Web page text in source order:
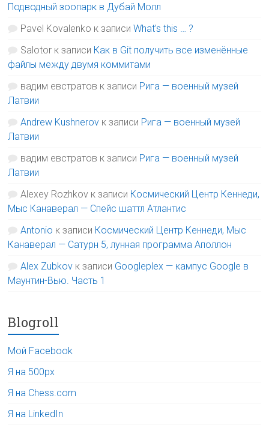
Подводный зоопарк в Дубай Молл
Pavel Kovalenko к записиWhat’s this … ?
Salotor к записи Как в Git получить все изменённые
файлы между двумя коммитами
вадим евстратов к записи Рига — военный музей
Латвии
Andrew Kushnerov к записи Рига — военный музей
Латвии
вадим евстратов к записи Рига — военный музей
Латвии
Alexey Rozhkov к записи Космический Центр Кеннеди,
Мыс Канаверал — Спейс шаттл Атлантис
Antonio к записи Космический Центр Кеннеди, Мыс
Канаверал — Сатурн 5, лунная программа Аполлон
Alex Zubkov к записи Googleplex — кампус Google в
Маунтин-Вью. Часть 1
Blogroll
Мой Facebook
Я на 500px
Я на Chess.com
Я на LinkedIn